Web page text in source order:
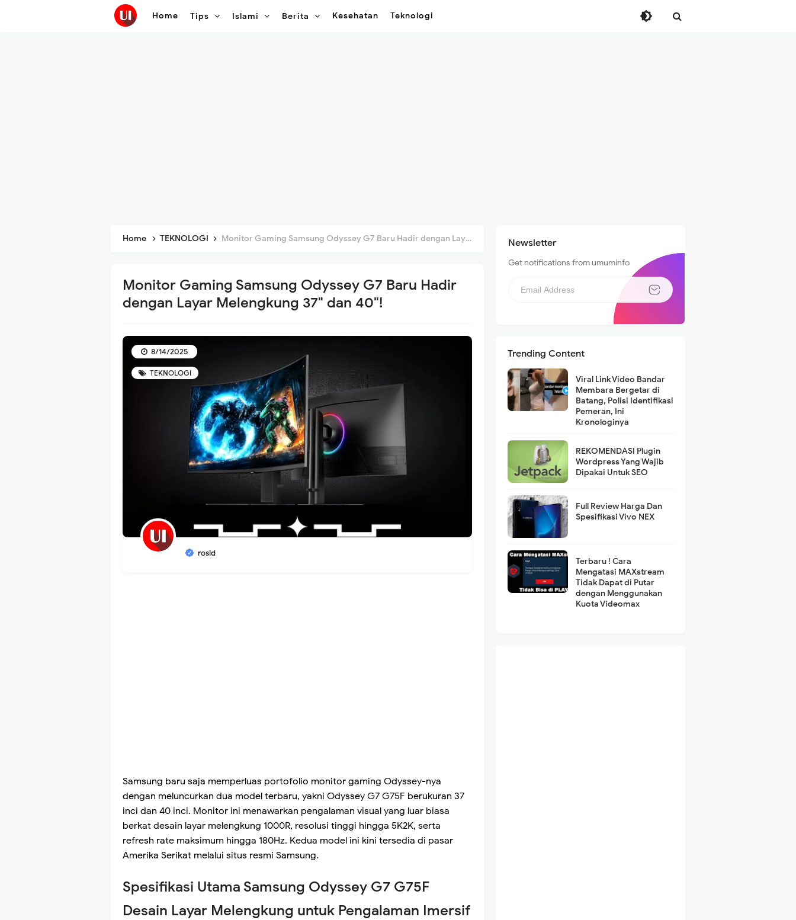
Home Tips Islami Berita Kesehatan Teknologi
Home TEKNOLOGI Monitor Gaming Samsung Odyssey G7 Baru Hadir dengan Layar Melengkung 37" dan 40"!
Monitor Gaming Samsung Odyssey G7 Baru Hadir
dengan Layar Melengkung 37" dan 40"!
TEKNOLOGI
rosid
8/14/2025
Samsung baru saja memperluas portofolio monitor gaming Odyssey-nya
dengan meluncurkan dua model terbaru, yakni Odyssey G7 G75F berukuran 37
inci dan 40 inci. Monitor ini menawarkan pengalaman visual yang luar biasa
berkat desain layar melengkung 1000R, resolusi tinggi hingga 5K2K, serta
refresh rate maksimum hingga 180Hz. Kedua model ini kini tersedia di pasar
Amerika Serikat melalui situs resmi Samsung.
Spesifikasi Utama Samsung Odyssey G7 G75F
Desain Layar Melengkung untuk Pengalaman Imersif
Newsletter
Get notifications from umuminfo
Trending Content
Viral Link Video Bandar
Membara Bergetar di
Batang, Polisi Identifikasi
Pemeran, Ini
Kronologinya
REKOMENDASI Plugin
Wordpress Yang Wajib
Dipakai Untuk SEO
Full Review Harga Dan
Spesifikasi Vivo NEX
Terbaru ! Cara
Mengatasi MAXstream
Tidak Dapat di Putar
dengan Menggunakan
Kuota Videomax